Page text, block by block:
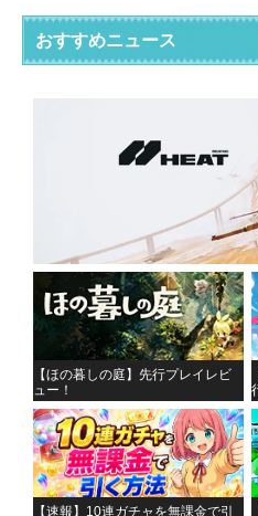
おすすめニュース
【ほの暮しの庭】先行プレイレビ
ュー！
【速報】10連ガチャを無課金で引